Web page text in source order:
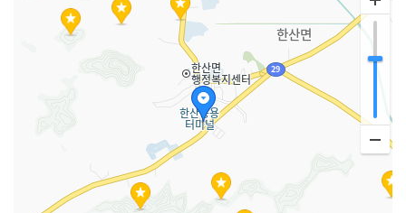
주최자 연락처 041-957-9045
주관사 정보 (재)서천문화관광재단
이용요금